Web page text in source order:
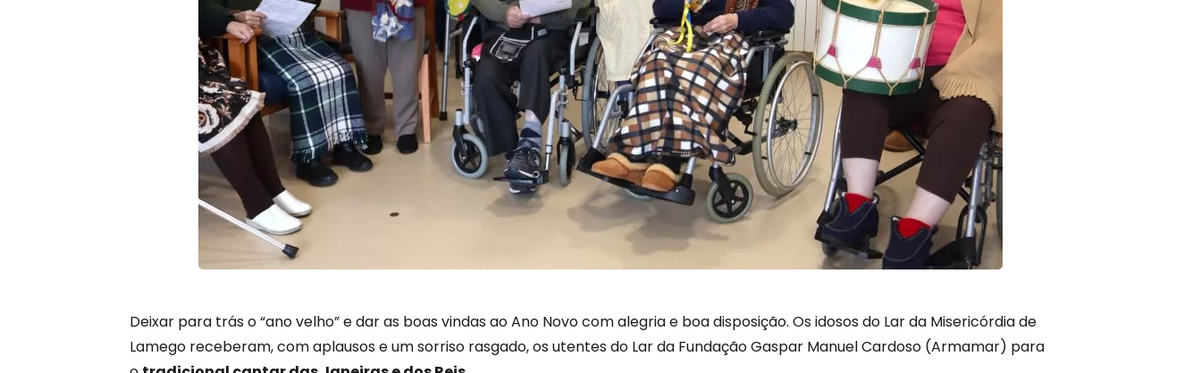
Deixar para trás o “ano velho” e dar as boas vindas ao Ano Novo com alegria e boa disposição. Os idosos do Lar da Misericórdia de
Lamego receberam, com aplausos e um sorriso rasgado, os utentes do Lar da Fundação Gaspar Manuel Cardoso (Armamar) para